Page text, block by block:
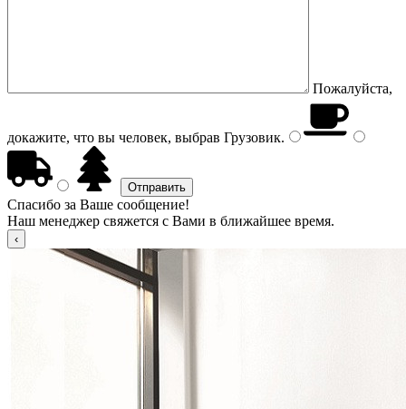
Пожалуйста,
докажите, что вы человек, выбрав Грузовик.
Спасибо за Ваше сообщение!
Наш менеджер свяжется с Вами в ближайшее время.